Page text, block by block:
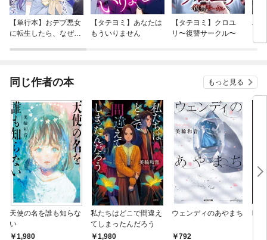
【単行本】おデブ悪女
に転生したら、なぜか
【タテヨミ】あなたは
もういりません
【タテヨミ】クロユ
リ〜復讐サークル〜
バ
今
同じ作者の本 もっと見る
天使の名を誰も知らな
い
1,980
私たちはどこで間違え
てしまったんだろう
1,980
ウェンディのあやまち
792
暗